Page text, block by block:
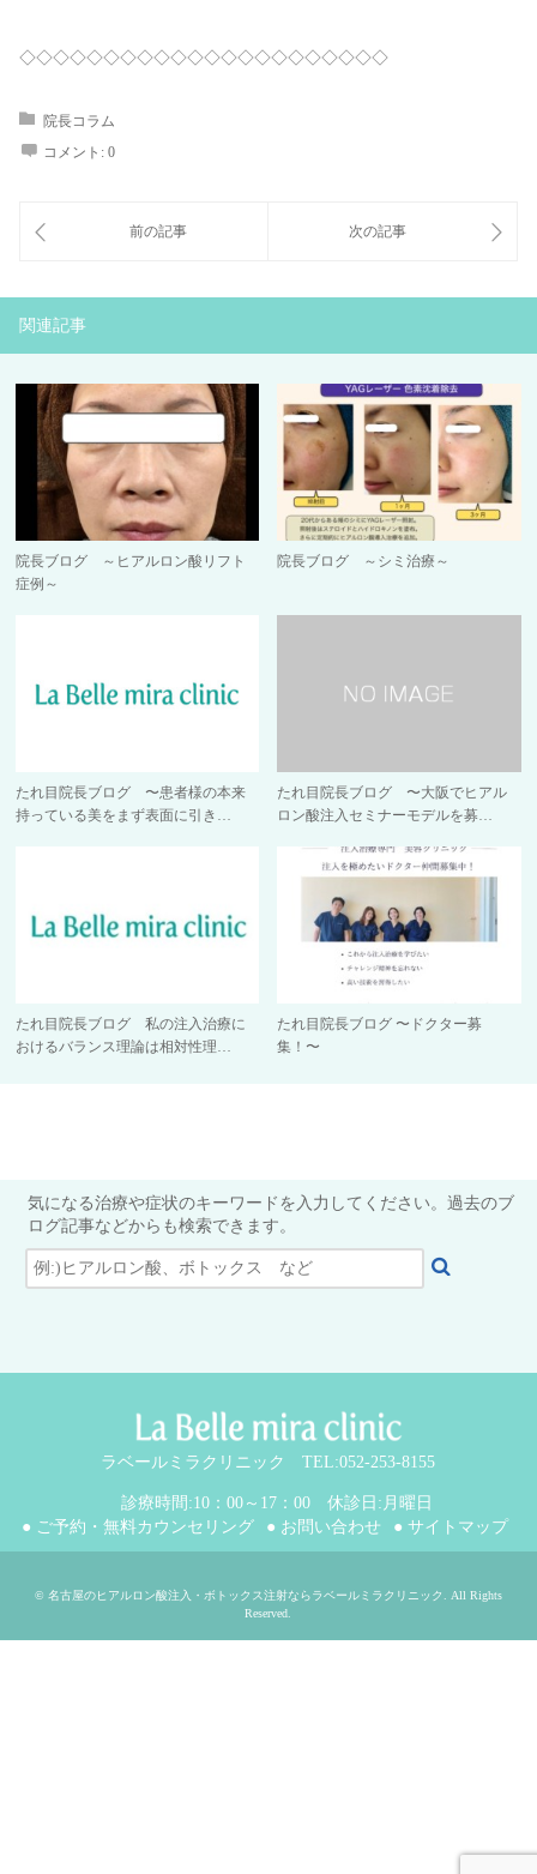
◇◇◇◇◇◇◇◇◇◇◇◇◇◇◇◇◇◇◇◇◇◇
院長コラム
コメント: 0
関連記事
院長ブログ ～ヒアルロン酸リフト
症例～
院長ブログ ～シミ治療～
たれ目院長ブログ 〜患者様の本来
持っている美をまず表面に引き…
たれ目院長ブログ 〜大阪でヒアル
ロン酸注入セミナーモデルを募…
たれ目院長ブログ 私の注入治療に
おけるバランス理論は相対性理…
たれ目院長ブログ 〜ドクター募
集！〜
気になる治療や症状のキーワードを入力してください。過去のブ
ログ記事などからも検索できます。
ラベールミラクリニック TEL:052-253-8155
診療時間:10：00～17：00 休診日:月曜日
● ご予約・無料カウンセリング
● お問い合わせ ● サイトマップ
© 名古屋のヒアルロン酸注入・ボトックス注射ならラベールミラクリニック
. All Rights
Reserved.